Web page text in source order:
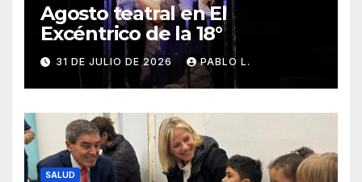
Agosto teatral en El
Excéntrico de la 18°
31 DE JULIO DE 2026 PABLO L.
SALUD